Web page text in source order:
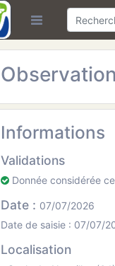
Informations
Validations
Donnée considérée
Date : 07/07/2026
Date de saisie : 07/07/
Localisation